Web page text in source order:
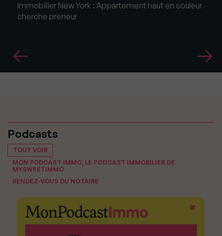
Immobilier New York : Appartement haut en couleur
cherche preneur
Podcasts
TOUT VOIR
MON PODCAST IMMO, LE PODCAST IMMOBILIER DE
MYSWEETIMMO
RENDEZ-VOUS DU NOTAIRE